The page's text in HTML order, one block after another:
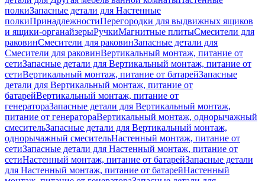
полкиЗапасные детали для Настенные
полкиПринадлежностиПерегородки для выдвижных ящиков
и ящики-органайзерыРучкиМагнитные плитыСмесители для
раковинСмесители для раковинЗапасные детали для
Смесители для раковинВертикальный монтаж, питание от
сетиЗапасные детали для Вертикальный монтаж, питание от
сетиВертикальный монтаж, питание от батарейЗапасные
детали для Вертикальный монтаж, питание от
батарейВертикальный монтаж, питание от
генератораЗапасные детали для Вертикальный монтаж,
питание от генератораВертикальный монтаж, однорычажный
смесительЗапасные детали для Вертикальный монтаж,
однорычажный смесительНастенный монтаж, питание от
сетиЗапасные детали для Настенный монтаж, питание от
сетиНастенный монтаж, питание от батарейЗапасные детали
для Настенный монтаж, питание от батарейНастенный